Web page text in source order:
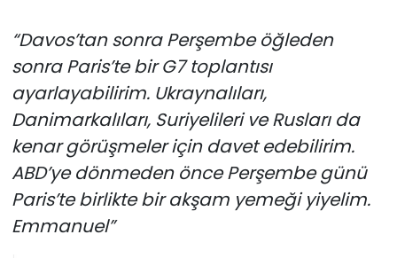
“Davos’tan sonra Perşembe öğleden
sonra Paris’te bir G7 toplantısı
ayarlayabilirim. Ukraynalıları,
Danimarkalıları, Suriyelileri ve Rusları da
kenar görüşmeler için davet edebilirim.
ABD’ye dönmeden önce Perşembe günü
Paris’te birlikte bir akşam yemeği yiyelim.
Emmanuel”